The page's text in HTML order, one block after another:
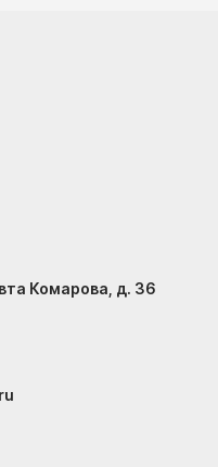
Комарова, д. 36